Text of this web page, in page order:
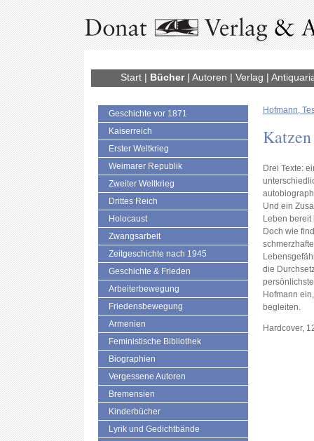
Start| Bücher| Autoren | Verlag |
Geschichte vor 1871
Kaiserreich
Erster Weltkrieg
Weimarer Republik
Zweiter Weltkrieg
Drittes Reich
Holocaust
Zwangsarbeit
Zeitgeschichte nach 1945
Geschichte & Frieden
Arbeiterbewegung
Friedensbewegung
Armenien
Feministische Bibliothek
Biographien
Vergessene Autoren
Bremensien
Kinderbücher
Lyrik und Gedichtbände
Hofmann,
Drei Texte:
Und ein
Leben
Doch wie
die
Hofmann
begleiten.
Hardcover,